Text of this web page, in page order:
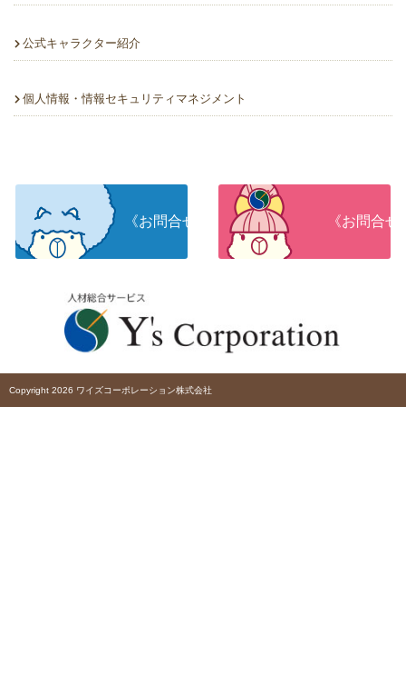
公式キャラクター紹介
個人情報・情報セキュリティマネジメント
《お問合せ》人材をお探しの企業さま
《お問合
Copyright 2026 ワイズコーポレーション株式会社